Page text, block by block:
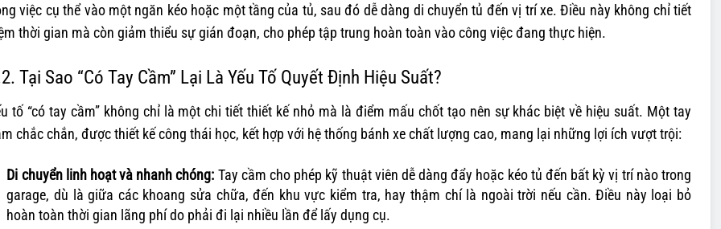
việc cụ thể vào một ngăn kéo hoặc một tầng của tủ, sau đó dễ dàng di chuyển tủ đến vị trí xe. Điều này không chỉ tiết
thời gian mà còn giảm thiểu sự gián đoạn, cho phép tập trung hoàn toàn vào công việc đang thực hiện.
Tại Sao “Có Tay Cầm” Lại Là Yếu Tố Quyết Định Hiệu Suất?
tố “có tay cầm” không chỉ là một chi tiết thiết kế nhỏ mà là điểm mấu chốt tạo nên sự khác biệt về hiệu suất. Một tay
chắc chắn, được thiết kế công thái học, kết hợp với hệ thống bánh xe chất lượng cao, mang lại những lợi ích vượt trội:
Di chuyển linh hoạt và nhanh chóng: Tay cầm cho phép kỹ thuật viên dễ dàng đẩy hoặc kéo tủ đến bất kỳ vị trí nào trong
garage, dù là giữa các khoang sửa chữa, đến khu vực kiểm tra, hay thậm chí là ngoài trời nếu cần. Điều này loại bỏ
hoàn toàn thời gian lãng phí do phải đi lại nhiều lần để lấy dụng cụ.